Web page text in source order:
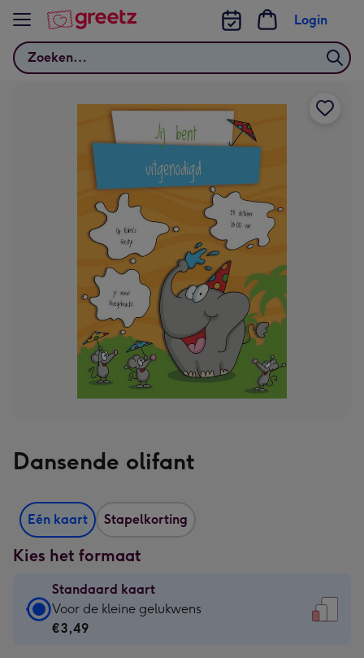
Bekijk meer
Zoeken
Login
Dansende olifant
Eén kaart Stapelkorting
Kies het formaat
Standaard kaart
Standaard
kaart
Voor de kleine gelukwens
€3,49